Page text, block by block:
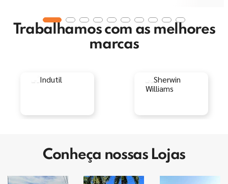
Trabalhamos com as melhores
marcas
Conheça nossas Lojas